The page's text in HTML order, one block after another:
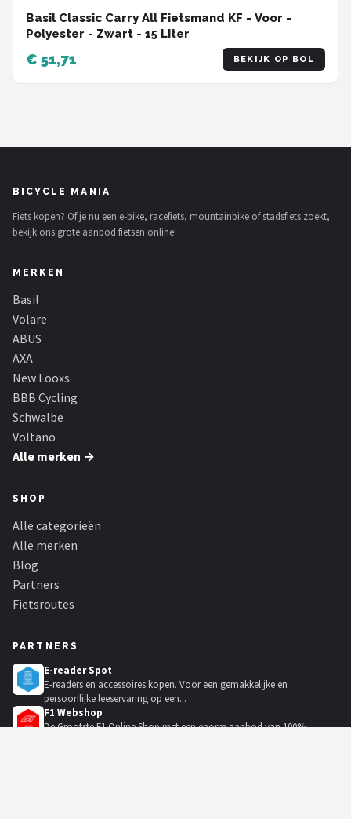
Basil Classic Carry All Fietsmand KF - Voor -
Polyester - Zwart - 15 Liter
€ 51,71 BEKIJK OP BOL
BICYCLE MANIA
Fiets kopen? Of je nu een e-bike, racefiets, mountainbike of stadsfiets zoekt,
bekijk ons grote aanbod fietsen online!
MERKEN
Basil
Volare
ABUS
AXA
New Looxs
BBB Cycling
Schwalbe
Voltano
Alle merken →
SHOP
Alle categorieën
Alle merken
Blog
Partners
Fietsroutes
PARTNERS
E-reader Spot
E-readers en accessoires kopen. Voor een gemakkelijke en
persoonlijke leeservaring op een...
F1 Webshop
De Grootste F1 Online Shop met een enorm aanbod van 100%